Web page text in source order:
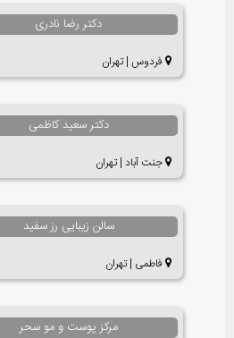
دکتر رضا نادری
فردوس | تهران
دکتر سعید کاظمی
جنت آباد | تهران
سالن زیبایی رز سفید
فاطمی | تهران
مرکز پوست و مو سحر